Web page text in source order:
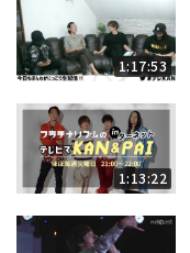
1:17:53
1:13:22